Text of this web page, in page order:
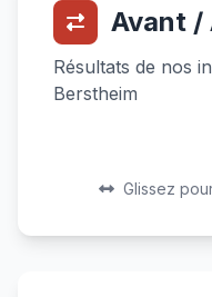
Avant /
Résultats de nos
Berstheim
Avant Glissez